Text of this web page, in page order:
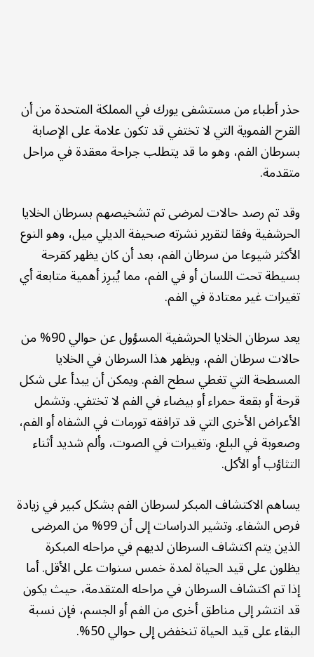
حذر أطباء من مستشفى يورك في المملكة المتحدة من أن
القرح الفموية التي لا تختفي قد تكون علامة على الإصابة
بسرطان الفم، وهو ما قد يتطلب جراحة معقدة في مراحل
متقدمة.
وقد تم رصد حالات لمرضى تم تشخيصهم بسرطان الخلايا
الحرشفية وفقا لتقرير نشرته صحيفة الديلي ميل، وهو النوع
الأكثر شيوعا من سرطان الفم، بعد أن كان يظهر كقرحة
بسيطة تحت اللسان أو في الفم، مما يُبرِز أهمية متابعة أي
تغيرات غير معتادة في الفم.
يعد سرطان الخلايا الحرشفية المسؤول عن حوالي 90% من
حالات سرطان الفم، ويظهر هذا السرطان في الخلايا
المسطحة التي تغطي سطح الفم. ويمكن أن يبدأ على شكل
قرحة أو بقعة حمراء أو بيضاء في الفم لا تختفي. وتشمل
الأعراض الأخرى التي قد ترافقه تورمات في الشفاه أو الفم،
وصعوبة في البلع، وتغيرات في الصوت، وألم شديد أثناء
التثاؤب أو الأكل.
يساهم الاكتشاف المبكر لسرطان الفم بشكل كبير في زيادة
فرص الشفاء. وتشير الدراسات إلى أن 99% من المرضى
الذين يتم اكتشاف السرطان لديهم في مراحله المبكرة
يظلون على قيد الحياة لمدة خمس سنوات على الأقل. أما
إذا تم اكتشاف السرطان في مراحله المتقدمة، حيث يكون
قد انتشر إلى مناطق أخرى من الفم أو الجسم، فإن نسبة
البقاء على قيد الحياة تنخفض إلى حوالي 50%.